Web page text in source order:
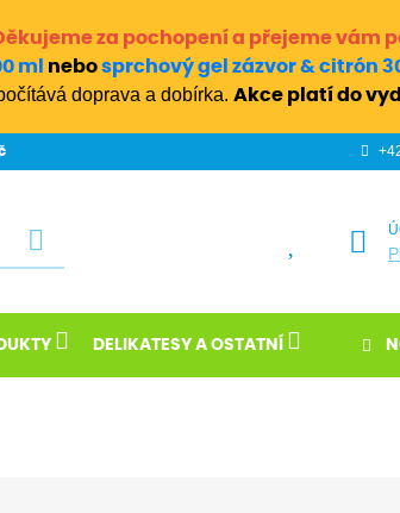
Děkujeme za pochopení a přejeme vám
ml nebosprchový gel zázvor & citrón
doprava a dobírka. Akce platí do
DELIKATESY A OSTATNÍ